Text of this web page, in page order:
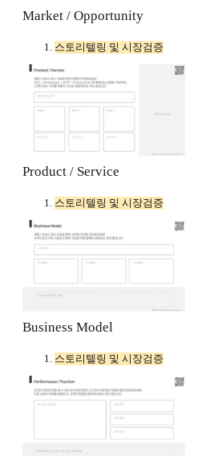
Market / Opportunity
스토리텔링 및 시장검증
Product / Service
스토리텔링 및 시장검증
Business Model
스토리텔링 및 시장검증